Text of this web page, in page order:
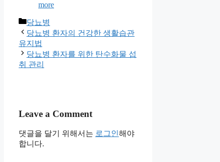
more
Categories
당뇨병
당뇨병 환자의 건강한 생활습관
유지법
당뇨병 환자를 위한 탄수화물 섭
취 관리
Leave a Comment
댓글을 달기 위해서는 로그인해야
합니다.